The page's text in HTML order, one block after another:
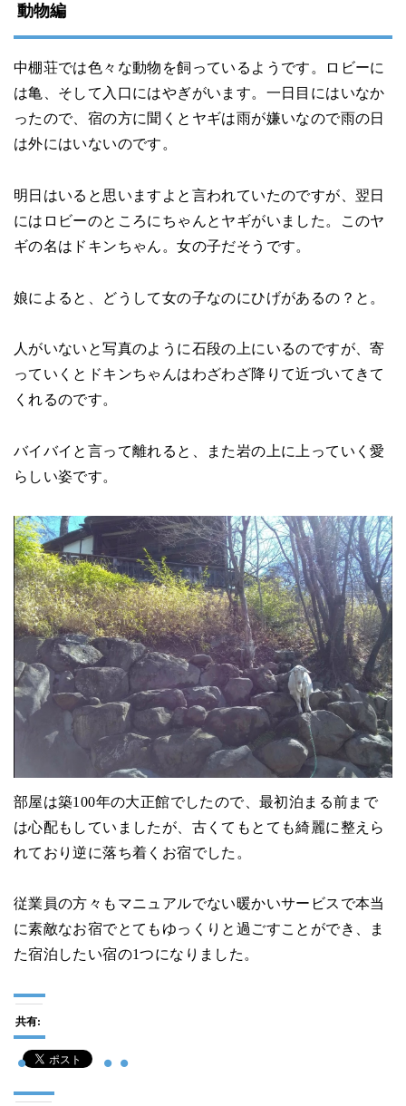
動物編
中棚荘では色々な動物を飼っているようです。ロビーに
は亀、そして入口にはやぎがいます。一日目にはいなか
ったので、宿の方に聞くとヤギは雨が嫌いなので雨の日
は外にはいないのです。
明日はいると思いますよと言われていたのですが、翌日
にはロビーのところにちゃんとヤギがいました。このヤ
ギの名はドキンちゃん。女の子だそうです。
娘によると、どうして女の子なのにひげがあるの？と。
人がいないと写真のように石段の上にいるのですが、寄
っていくとドキンちゃんはわざわざ降りて近づいてきて
くれるのです。
バイバイと言って離れると、また岩の上に上っていく愛
らしい姿です。
部屋は築100年の大正館でしたので、最初泊まる前まで
は心配もしていましたが、古くてもとても綺麗に整えら
れており逆に落ち着くお宿でした。
従業員の方々もマニュアルでない暖かいサービスで本当
に素敵なお宿でとてもゆっくりと過ごすことができ、ま
た宿泊したい宿の1つになりました。
共有: